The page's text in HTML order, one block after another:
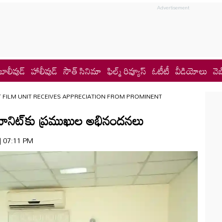
బాలీవుడ్ హాలీవుడ్ సౌత్ సినిమా ఫిల్మ్ రివ్యూస్ ఓటీటీ వీడియోలు
UNIT RECEIVES APPRECIATION FROM PROMINENT
ప్రముఖుల అభినందనలు
PM